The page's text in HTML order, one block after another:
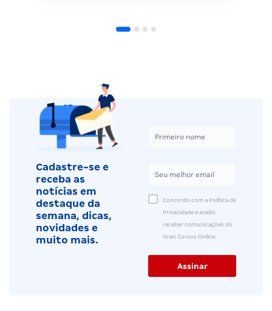
Cadastre-se e
receba as
notícias em
destaque da
semana, dicas,
novidades e
muito mais.
Concordo com a Política de
Privacidade e aceito
receber comunicações do
Gran Cursos Online.